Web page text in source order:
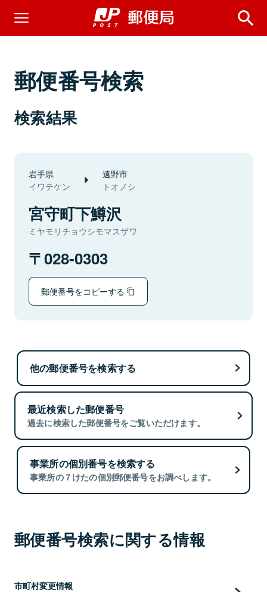
郵便番号検索
検索結果
岩手県
イワテケン
遠野市
トオノシ
宮守町下鱒沢
ミヤモリチョウシモマスザワ
028-0303
郵便番号をコピーする
他の郵便番号を検索する
最近検索した郵便番号
過去に検索した郵便番号をご覧いただけます。
事業所の個別番号を検索する
事業所の７けたの個別郵便番号をお調べします。
郵便番号検索に関する情報
市町村変更情報